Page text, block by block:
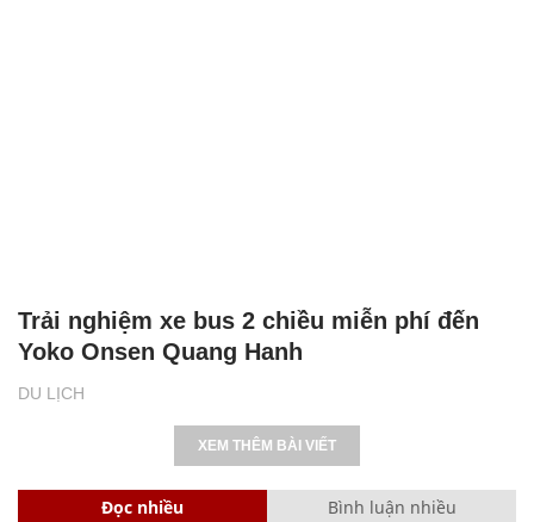
DU LỊCH
Trải nghiệm xe bus 2 chiều miễn phí đến
Yoko Onsen Quang Hanh
XEM THÊM BÀI VIẾT
Đọc nhiều Bình luận nhiều